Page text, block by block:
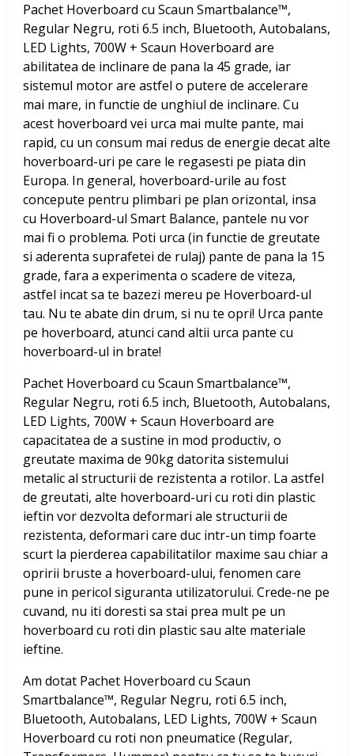
Pachet Hoverboard cu Scaun Smartbalance™,
Regular Negru, roti 6.5 inch, Bluetooth, Autobalans,
LED Lights, 700W + Scaun Hoverboard are
abilitatea de inclinare de pana la 45 grade, iar
sistemul motor are astfel o putere de accelerare
mai mare, in functie de unghiul de inclinare. Cu
acest hoverboard vei urca mai multe pante, mai
rapid, cu un consum mai redus de energie decat alte
hoverboard-uri pe care le regasesti pe piata din
Europa. In general, hoverboard-urile au fost
concepute pentru plimbari pe plan orizontal, insa
cu Hoverboard-ul Smart Balance, pantele nu vor
mai fi o problema. Poti urca (in functie de greutate
si aderenta suprafetei de rulaj) pante de pana la 15
grade, fara a experimenta o scadere de viteza,
astfel incat sa te bazezi mereu pe Hoverboard-ul
tau. Nu te abate din drum, si nu te opri! Urca pante
pe hoverboard, atunci cand altii urca pante cu
hoverboard-ul in brate!
Pachet Hoverboard cu Scaun Smartbalance™,
Regular Negru, roti 6.5 inch, Bluetooth, Autobalans,
LED Lights, 700W + Scaun Hoverboard are
capacitatea de a sustine in mod productiv, o
greutate maxima de 90kg datorita sistemului
metalic al structurii de rezistenta a rotilor. La astfel
de greutati, alte hoverboard-uri cu roti din plastic
ieftin vor dezvolta deformari ale structurii de
rezistenta, deformari care duc intr-un timp foarte
scurt la pierderea capabilitatilor maxime sau chiar a
opririi bruste a hoverboard-ului, fenomen care
pune in pericol siguranta utilizatorului. Crede-ne pe
cuvand, nu iti doresti sa stai prea mult pe un
hoverboard cu roti din plastic sau alte materiale
ieftine.
Am dotat Pachet Hoverboard cu Scaun
Smartbalance™, Regular Negru, roti 6.5 inch,
Bluetooth, Autobalans, LED Lights, 700W + Scaun
Hoverboard cu roti non pneumatice (Regular,